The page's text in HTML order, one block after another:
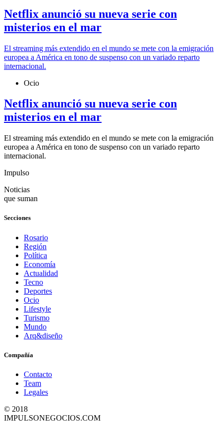
Netflix anunció su nueva serie con
misterios en el mar
El streaming más extendido en el mundo se mete con la emigración
europea a América en tono de suspenso con un variado reparto
internacional.
Ocio
Netflix anunció su nueva serie con
misterios en el mar
El streaming más extendido en el mundo se mete con la emigración
europea a América en tono de suspenso con un variado reparto
internacional.
Impulso
Noticias
que suman
Secciones
Rosario
Región
Política
Economía
Actualidad
Tecno
Deportes
Ocio
Lifestyle
Turismo
Mundo
Arq&diseño
Compañía
Contacto
Team
Legales
© 2018
IMPULSONEGOCIOS.COM